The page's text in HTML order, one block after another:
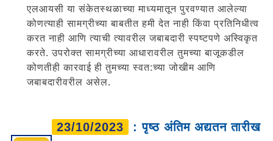
एलआयसी या संकेतस्थळाच्या माध्यमातून पुरवण्यात आलेल्या
कोणत्याही सामग्रीच्या बाबतीत हमी देत नाही किंवा प्रतिनिधीत्व
करत नाही आणि त्याची त्यावरील जबाबदारी स्पष्टपणे अस्विकृत
करते. उपरोक्त सामग्रीच्या आधारावरील तुमच्या बाजूकडील
कोणतीही कारवाई ही तुमच्या स्वत:च्या जोखीम आणि
जबाबदारीवरील असेल.
23/10/2023 : पृष्ठ अंतिम अद्यतन तारीख